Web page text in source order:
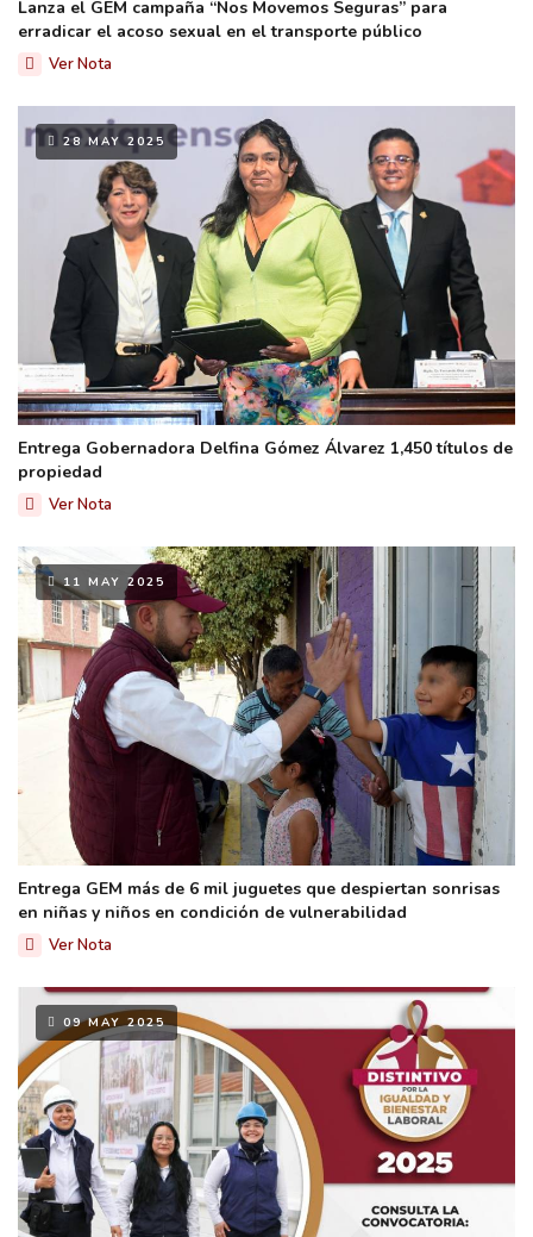
Lanza el GEM campaña “Nos Movemos Seguras” para
erradicar el acoso sexual en el transporte público
Ver Nota
28 MAY 2025
Entrega Gobernadora Delfina Gómez Álvarez 1,450 títulos de
propiedad
Ver Nota
11 MAY 2025
Entrega GEM más de 6 mil juguetes que despiertan sonrisas
en niñas y niños en condición de vulnerabilidad
Ver Nota
09 MAY 2025